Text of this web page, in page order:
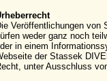
Veröffentlichungen
weder ganz noch
in einem
der Stassek
unter Ausschluss